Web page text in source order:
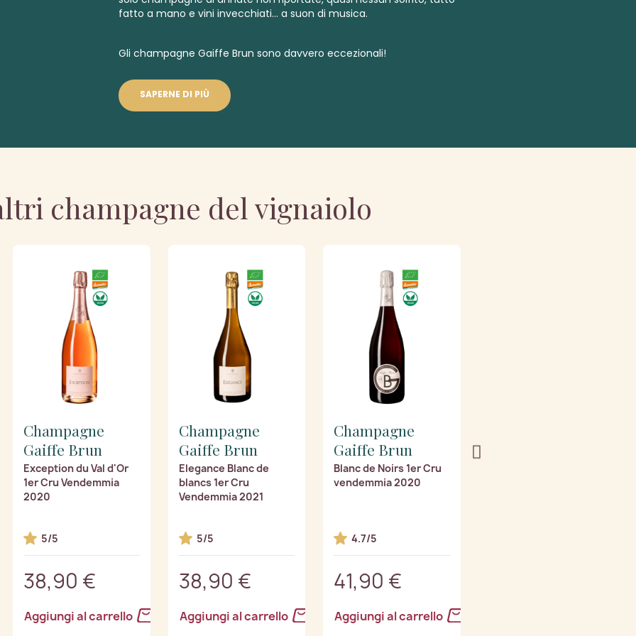
fatto a mano e vini invecchiati... a suon di musica.
Gli champagne Gaiffe Brun sono davvero eccezionali!
SAPERNE DI PIÙ
champagne del vignaiolo
Champagne
Gaiffe Brun
Exception du Val d'Or
1er Cru Vendemmia
2020
5/5
38,90 €
Aggiungi al carrello
Champagne
Gaiffe Brun
Elegance Blanc de
blancs 1er Cru
Vendemmia 2021
5/5
38,90 €
Aggiungi al carrello
Champagne
Gaiffe Brun
Blanc de Noirs 1er Cru
vendemmia 2020
4.7/5
41,90 €
Aggiungi al carrello